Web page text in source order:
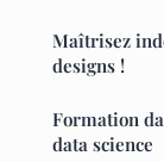
Maîtrisez
designs !
Formation
data science